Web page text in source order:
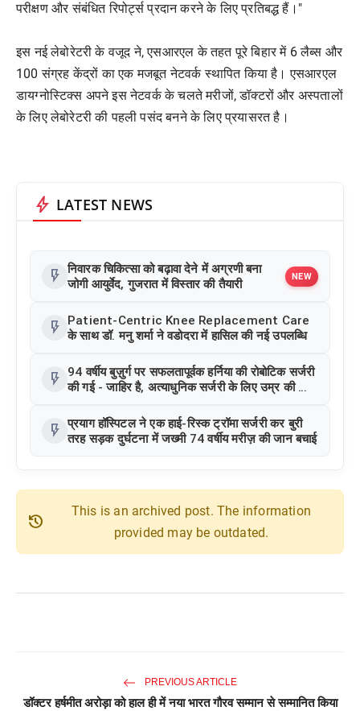
परीक्षण और संबंधित रिपोर्ट्स प्रदान करने के लिए प्रतिबद्ध हैं।"
इस नई लेबोरेटरी के वजूद ने, एसआरएल के तहत पूरे बिहार में 6 लैब्स और
100 संग्रह केंद्रों का एक मजबूत नेटवर्क स्थापित किया है। एसआरएल
डायग्नोस्टिक्स अपने इस नेटवर्क के चलते मरीजों, डॉक्टरों और अस्पतालों
के लिए लेबोरेटरी की पहली पसंद बनने के लिए प्रयासरत है।
bolt LATEST NEWS
flash_on निवारक चिकित्सा को बढ़ावा देने में अग्रणी बना
जोगी आयुर्वेद, गुजरात में विस्तार की तैयारी
NEW
flash_on Patient-Centric Knee Replacement Care
के साथ डॉ. मनु शर्मा ने वडोदरा में हासिल की नई उपलब्धि
flash_on 94 वर्षीय बुज़ुर्ग पर सफलतापूर्वक हर्निया की रोबोटिक सर्जरी
की गई - जाहिर है, अत्याधुनिक सर्जरी के लिए उम्र की कोई
flash_on प्रयाग हॉस्पिटल ने एक हाई-रिस्क ट्रॉमा सर्जरी कर बुरी
तरह सड़क दुर्घटना में जख्मी 74 वर्षीय मरीज़ की जान बचाई
history
This is an archived post. The information
provided may be outdated.
PREVIOUS ARTICLE
डॉक्टर हर्षमीत अरोड़ा को हाल ही में नया भारत गौरव सम्मान से सम्मानित किया